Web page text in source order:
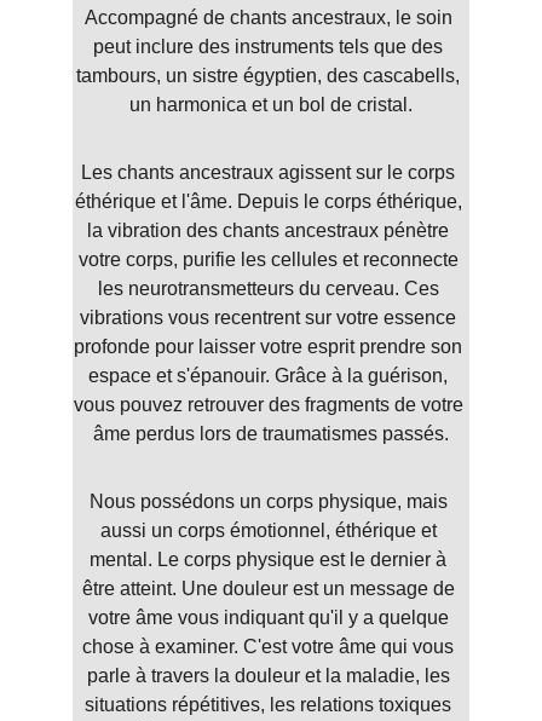
Accompagné de chants ancestraux, le soin
peut inclure des instruments tels que des
tambours, un sistre égyptien, des cascabells,
un harmonica et un bol de cristal.
Les chants ancestraux agissent sur le corps
éthérique et l'âme. Depuis le corps éthérique,
la vibration des chants ancestraux pénètre
votre corps, purifie les cellules et reconnecte
les neurotransmetteurs du cerveau. Ces
vibrations vous recentrent sur votre essence
profonde pour laisser votre esprit prendre son
espace et s'épanouir. Grâce à la guérison,
vous pouvez retrouver des fragments de votre
âme perdus lors de traumatismes passés.
Nous possédons un corps physique, mais
aussi un corps émotionnel, éthérique et
mental. Le corps physique est le dernier à
être atteint. Une douleur est un message de
votre âme vous indiquant qu'il y a quelque
chose à examiner. C'est votre âme qui vous
parle à travers la douleur et la maladie, les
situations répétitives, les relations toxiques